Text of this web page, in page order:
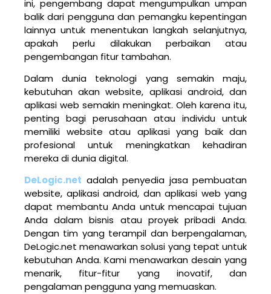
ini, pengembang dapat mengumpulkan umpan
balik dari pengguna dan pemangku kepentingan
lainnya untuk menentukan langkah selanjutnya,
apakah perlu dilakukan perbaikan atau
pengembangan fitur tambahan.
Dalam dunia teknologi yang semakin maju,
kebutuhan akan website, aplikasi android, dan
aplikasi web semakin meningkat. Oleh karena itu,
penting bagi perusahaan atau individu untuk
memiliki website atau aplikasi yang baik dan
profesional untuk meningkatkan kehadiran
mereka di dunia digital.
DeLogic.net adalah penyedia jasa pembuatan
website, aplikasi android, dan aplikasi web yang
dapat membantu Anda untuk mencapai tujuan
Anda dalam bisnis atau proyek pribadi Anda.
Dengan tim yang terampil dan berpengalaman,
DeLogic.net menawarkan solusi yang tepat untuk
kebutuhan Anda. Kami menawarkan desain yang
menarik, fitur-fitur yang inovatif, dan
pengalaman pengguna yang memuaskan.